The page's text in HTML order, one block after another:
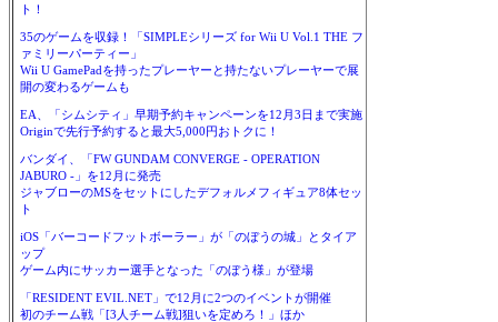
ト！
35のゲームを収録！「SIMPLEシリーズ for Wii U Vol.1 THE フ
ァミリーパーティー」
Wii U GamePadを持ったプレーヤーと持たないプレーヤーで展
開の変わるゲームも
EA、「シムシティ」早期予約キャンペーンを12月3日まで実施
Originで先行予約すると最大5,000円おトクに！
バンダイ、「FW GUNDAM CONVERGE - OPERATION
JABURO -」を12月に発売
ジャブローのMSをセットにしたデフォルメフィギュア8体セッ
ト
iOS「バーコードフットボーラー」が「のぼうの城」とタイア
ップ
ゲーム内にサッカー選手となった「のぼう様」が登場
「RESIDENT EVIL.NET」で12月に2つのイベントが開催
初のチーム戦「[3人チーム戦]狙いを定めろ！」ほか